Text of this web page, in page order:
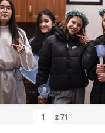
z71